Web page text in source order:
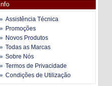
Frame Frontal lcd bezel V000123350
Toshiba Satellite A300 series
Info
Assistência Técnica
Promoções
Novos Produtos
Todas as Marcas
Sobre Nós
Termos de Privacidade
Condições de Utilização